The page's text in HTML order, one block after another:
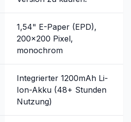
1,54" E-Paper (EPD),
200x200 Pixel,
monochrom
Integrierter 1200mAh Li-
Ion-Akku (48+ Stunden
Nutzung)